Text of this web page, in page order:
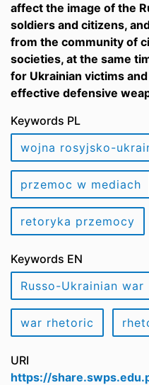
affect the image of the
soldiers and citizens,
from the community of
societies, at the same
for Ukrainian victims
effective defensive
Keywords PL
wojna rosyjsko-
przemoc w mediach
retoryka przemocy
Keywords EN
Russo-Ukrainian war
war rhetoric
URI
https://